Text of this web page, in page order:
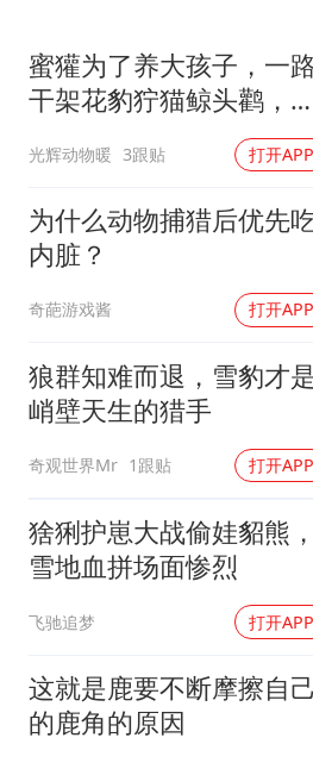
公司“上
东方之约
蜜獾为了养大孩子，一
干架花豹狞猫鲸头鹳，养
光辉动物暖 3跟贴 打开APP
为什么动物捕猎后优先
内脏？
奇葩游戏酱 打开APP
狼群知难而退，雪豹才是
峭壁天生的猎手
奇观世界Mr 1跟贴 打开APP
猞猁护崽大战偷娃貂熊，
雪地血拼场面惨烈
飞驰追梦 打开APP
这就是鹿要不断摩擦自己
的鹿角的原因